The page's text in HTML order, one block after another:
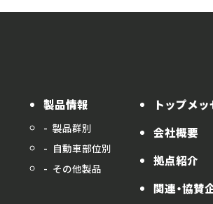
製品情報
製品群別
自動車部位別
その他製品
トップメ
会社概要
拠点紹介
関連・協賛